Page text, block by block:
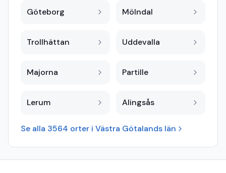
Göteborg Mölndal
Trollhättan Uddevalla
Majorna Partille
Lerum Alingsås
Se alla 3564 orter i Västra Götalands län